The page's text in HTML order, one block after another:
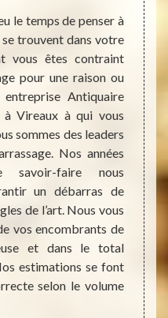
le temps de penser à
trouvent dans votre
vous êtes contraint
pour une raison ou
Antiquaire
Vireaux à qui vous
sommes des leaders
Nos années
savoir-faire nous
un débarras de
de l’art. Nous vous
vos encombrants de
et dans le total
estimations se font
selon le volume
Par
qui
que
sont
pas
tout